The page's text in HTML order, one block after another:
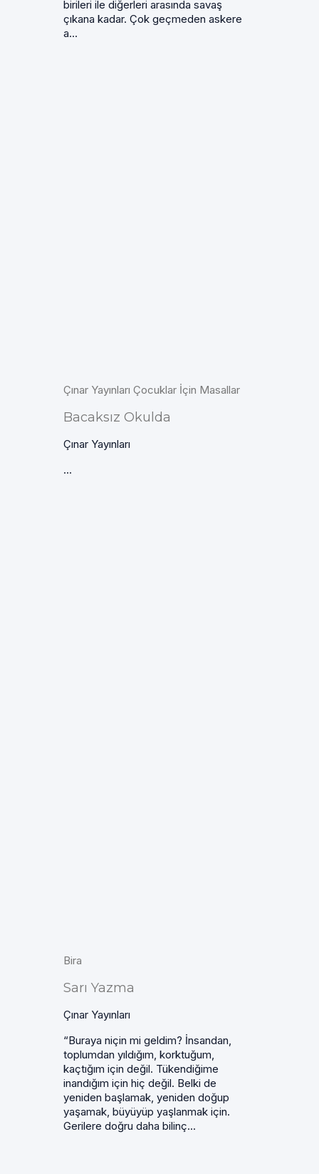
birileri ile diğerleri arasında savaş
çıkana kadar. Çok geçmeden askere
a...
Çınar Yayınları Çocuklar İçin Masallar
Bacaksız Okulda
Çınar Yayınları
...
Bira
Sarı Yazma
Çınar Yayınları
“Buraya niçin mi geldim? İnsandan,
toplumdan yıldığım, korktuğum,
kaçtığım için değil. Tükendiğime
inandığım için hiç değil. Belki de
yeniden başlamak, yeniden doğup
yaşamak, büyüyüp yaşlanmak için.
Gerilere doğru daha bilinç...